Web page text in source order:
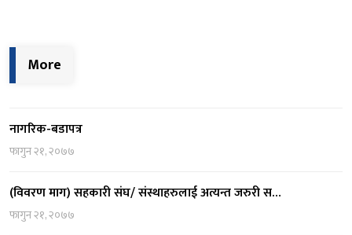
More
नागरिक-बडापत्र
फागुन २१, २०७७
(विवरण माग) सहकारी संघ/ संस्थाहरुलाई अत्यन्त जरुरी स…
फागुन २१, २०७७